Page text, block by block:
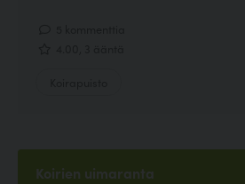
Koirien uimaranta